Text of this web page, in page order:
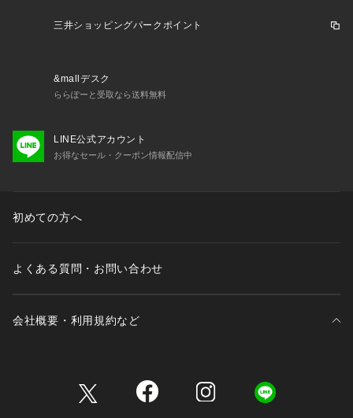
三井ショッピングパークポイント
&mallデスク
ららぽーと受取なら送料無料
LINE公式アカウント
お得なセール・クーポン情報配信中
初めての方へ
よくある質問・お問い合わせ
会社概要・利用規約など